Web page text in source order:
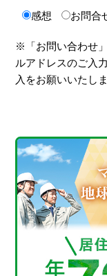
感想 お問合
※「お問い合わせ
ルアドレスのご入
入をお願いいたしま